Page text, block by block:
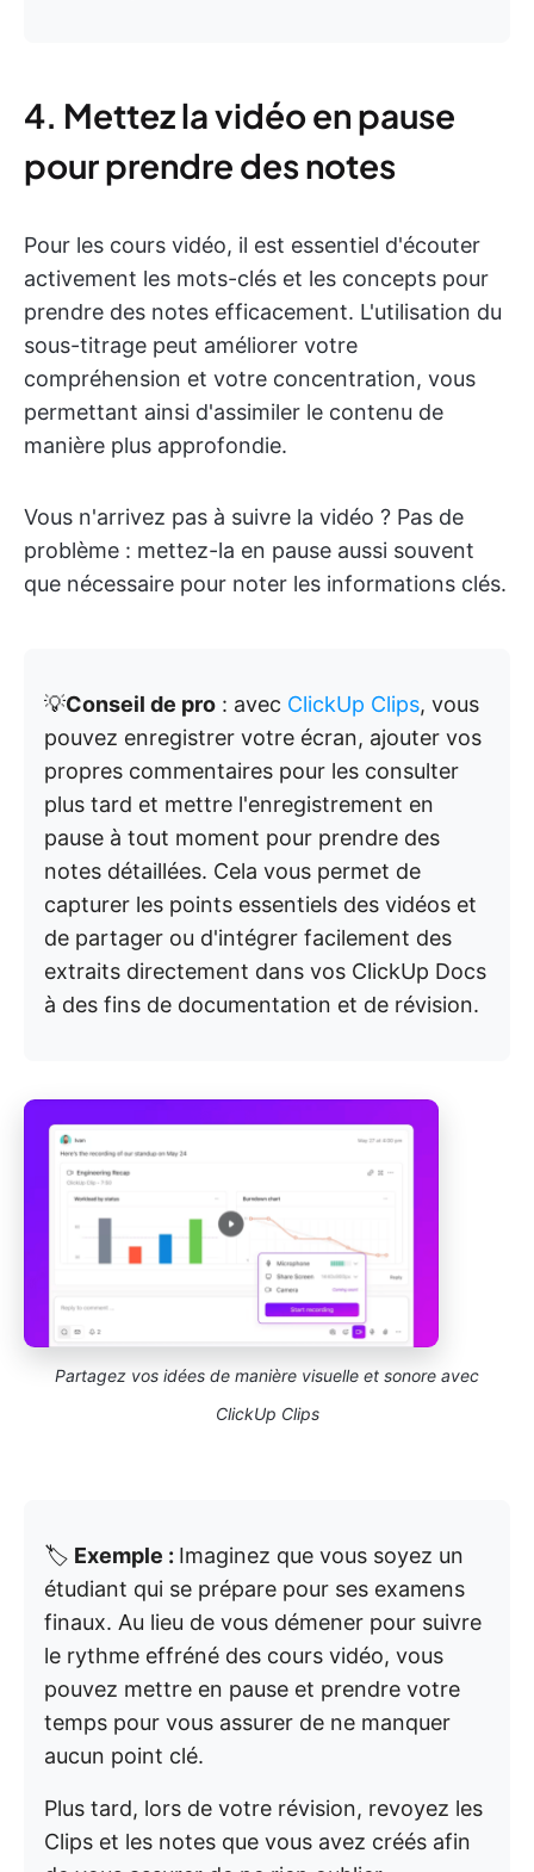
4. Mettez la vidéo en pause
pour prendre des notes
Pour les cours vidéo, il est essentiel d'écouter
activement les mots-clés et les concepts pour
prendre des notes efficacement. L'utilisation du
sous-titrage peut améliorer votre
compréhension et votre concentration, vous
permettant ainsi d'assimiler le contenu de
manière plus approfondie.
Vous n'arrivez pas à suivre la vidéo ? Pas de
problème : mettez-la en pause aussi souvent
que nécessaire pour noter les informations clés.
💡Conseil de pro : avec ClickUp Clips, vous
pouvez enregistrer votre écran, ajouter vos
propres commentaires pour les consulter
plus tard et mettre l'enregistrement en
pause à tout moment pour prendre des
notes détaillées. Cela vous permet de
capturer les points essentiels des vidéos et
de partager ou d'intégrer facilement des
extraits directement dans vos ClickUp Docs
à des fins de documentation et de révision.
Partagez vos idées de manière visuelle et sonore avec
ClickUp Clips
🏷️ Exemple : Imaginez que vous soyez un
étudiant qui se prépare pour ses examens
finaux. Au lieu de vous démener pour suivre
le rythme effréné des cours vidéo, vous
pouvez mettre en pause et prendre votre
temps pour vous assurer de ne manquer
aucun point clé.
Plus tard, lors de votre révision, revoyez les
Clips et les notes que vous avez créés afin